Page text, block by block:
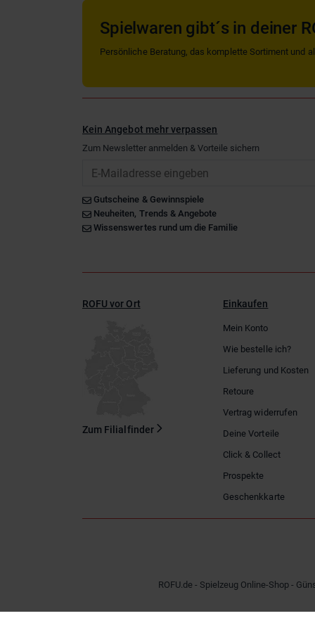
Spielwaren gibt´s in deiner
Persönliche Beratung, das komplette Sortiment und
Kein Angebot mehr verpassen
Zum Newsletter anmelden & Vorteile sichern
Gutscheine & Gewinnspiele
Neuheiten, Trends & Angebote
Wissenswertes rund um die Familie
ROFU vor Ort
Zum Filialfinder
Einkaufen
Mein Konto
Wie bestelle ich?
Lieferung und Kosten
Retoure
Vertrag widerrufen
Deine Vorteile
Click & Collect
Prospekte
Geschenkkarte
ROFU.de - Spielzeug Online-Shop -